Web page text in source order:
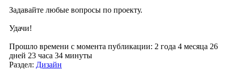
Задавайте любые вопросы по проекту.
Удачи!
Прошло времени с момента публикации: 2 года 4 месяца 26
дней 23 часа 34 минуты
Раздел: Дизайн